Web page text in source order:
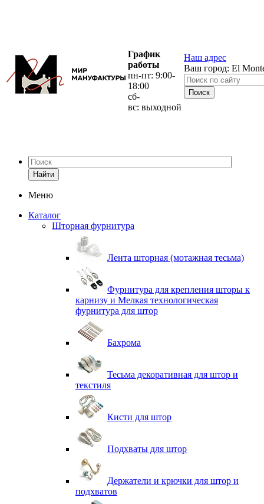
График
работы
пн-пт: 9:00-
18:00
сб-
вс: выходной
Наш адрес
Ваш город: El
Найти
Меню
Каталог
Шторная фурнитура
Лента шторная (мотажная тесьма)
Фурнитура для крепления шторы к
карнизу и Мелкая технологическая
фурнитура для штор
Бахрома
Тесьма декоративная для штор и
текстиля
Кисти для штор
Подхваты для штор
Держатели и крючки для штор и
подхватов